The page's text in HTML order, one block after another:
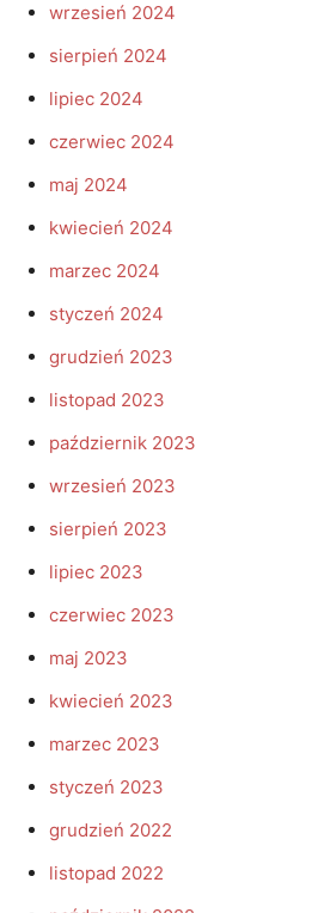
wrzesień 2024
sierpień 2024
lipiec 2024
czerwiec 2024
maj 2024
kwiecień 2024
marzec 2024
styczeń 2024
grudzień 2023
listopad 2023
październik 2023
wrzesień 2023
sierpień 2023
lipiec 2023
czerwiec 2023
maj 2023
kwiecień 2023
marzec 2023
styczeń 2023
grudzień 2022
listopad 2022